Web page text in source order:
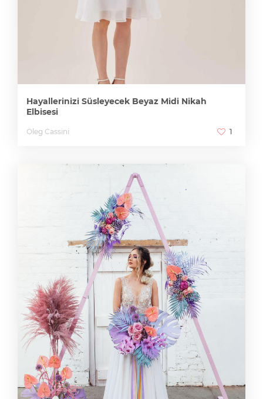
Hayallerinizi Süsleyecek Beyaz Midi Nikah
Elbisesi
Oleg Cassini 1